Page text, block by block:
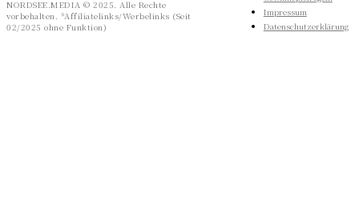
NORDSEE.MEDIA © 2025. Alle Rechte
vorbehalten. *Affiliatelinks/Werbelinks (Seit
02/2025 ohne Funktion)
Impressum
Datenschutzerklärung